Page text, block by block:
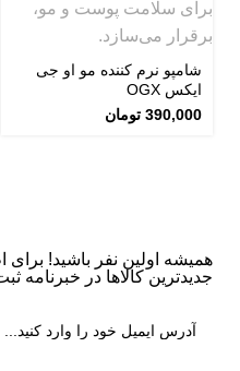
شامپو نرم کننده مو او جی
ایکس OGX
390,000 تومان
همیشه اولین نفر باشید! برای
جدیدترین کالاها در خبرنامه